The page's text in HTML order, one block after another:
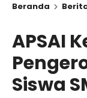
Beranda
APSAI
Siswa